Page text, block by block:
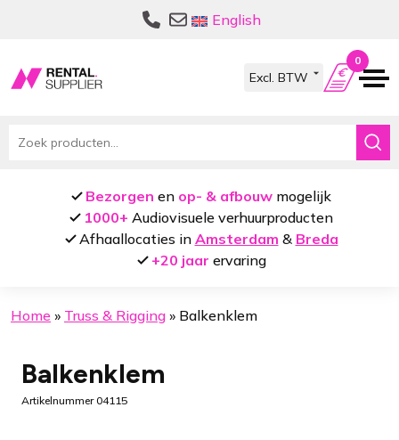
navigatie
inhoud
English
0
Zoeken
Bezorgen en op- & afbouw mogelijk
1000+ Audiovisuele verhuurproducten
Afhaallocaties in Amsterdam & Breda
+20 jaar ervaring
Home » Truss & Rigging » Balkenklem
Balkenklem
Artikelnummer 04115